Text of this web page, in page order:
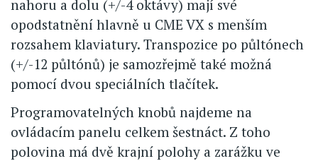
nahoru a dolu (+/-4 oktávy) mají své
opodstatnění hlavně u CME VX s menším
rozsahem klaviatury. Transpozice po půltónech
(+/-12 půltónů) je samozřejmě také možná
pomocí dvou speciálních tlačítek.
Programovatelných knobů najdeme na
ovládacím panelu celkem šestnáct. Z toho
polovina má dvě krajní polohy a zarážku ve